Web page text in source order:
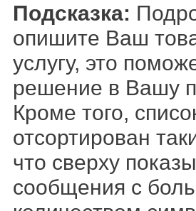
Подсказка:
опишите Ваш
услугу, это
решение в Вашу
Кроме того,
отсортирован
что сверху
сообщения с